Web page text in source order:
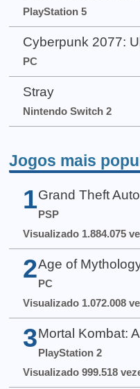
PlayStation 5
Cyberpunk 2077:
PC
Stray
Nintendo Switch 2
Jogos mais
1 Grand Theft
PSP
Visualizado 1.884.075
2 Age of
PC
Visualizado 1.072.008
3 Mortal Kombat:
PlayStation 2
Visualizado 999.518